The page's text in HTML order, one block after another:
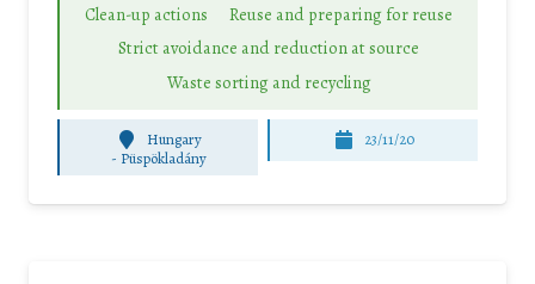
Clean-up actions
Reuse and preparing for reuse
Strict avoidance and reduction at source
Waste sorting and recycling
Hungary
- Püspökladány
23/11/20